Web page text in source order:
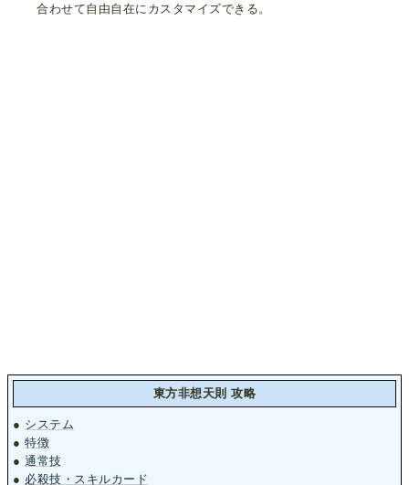
合わせて自由自在にカスタマイズできる。
東方非想天則 攻略
● システム
●特徴
●通常技
● 必殺技・スキルカード